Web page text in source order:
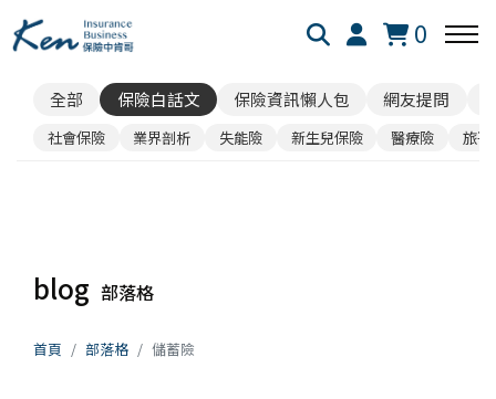
0
回主選單
失能險
回主選單
學習心得
回主選單
退休規劃
全部 保險白話文 保險資訊懶人包 網友提問
社會保險 業界剖析 失能險 新生兒保險 醫療險 旅平
blog 部落格
首頁 部落格 儲蓄險